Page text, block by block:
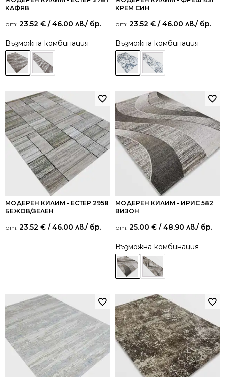
КАФЯВ
от: 23.52 € / 46.00 лв./ бр.
Възможна комбинация
КРЕМ СИН
от: 23.52 € / 46.00 лв./ бр.
Възможна комбинация
МОДЕРЕН КИЛИМ - ЕСТЕР 2958
БЕЖОВ/ЗЕЛЕН
от: 23.52 € / 46.00 лв./ бр.
МОДЕРЕН КИЛИМ - ИРИС 582
ВИЗОН
от: 25.00 € / 48.90 лв./ бр.
Възможна комбинация